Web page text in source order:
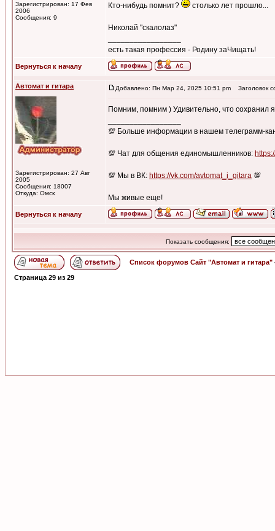
Зарегистрирован: 17 Фев
2006
Сообщения: 9
Кто-нибудь помнит?
столько лет прошло...
Николай "скалолаз"
есть такая профессия - Родину заЧищать!
Вернуться к началу
Автомат и гитара
Зарегистрирован: 27 Авг
2005
Сообщения: 18007
Откуда: Омск
Добавлено: Пн Мар 24, 2025 10:51 pm Заголовок
Помним, помним ) Удивительно, что сохранил
💯 Больше информации в нашем телеграмм-
💯 Чат для общения единомышленников:
💯 Мы в ВК: https://vk.com/avtomat_i_gitara 💯
Мы живые еще!
Вернуться к началу
Показать сообщения:
Список форумов Сайт "Автомат и гитара"
Страница 29 из 29